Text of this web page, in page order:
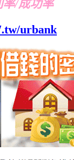
率/成功率
urbank